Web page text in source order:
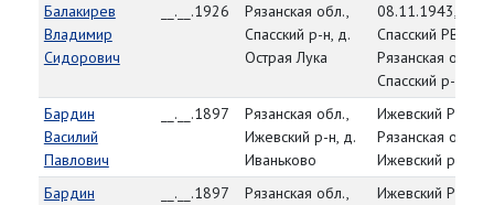
Балакирев
Владимир
Сидорович
__.__.1926
Рязанская обл.,
Спасский р-н, д.
Острая Лука
08.11.1943,
Спасский РВК,
Рязанская обл.,
Спасский р-н
Бардин
Василий
Павлович
__.__.1897
Рязанская обл.,
Ижевский р-н, д.
Иваньково
Ижевский РВК,
Рязанская обл.,
Ижевский р-н
Бардин
__.__.1897
Рязанская обл.,
Ижевский РВК,